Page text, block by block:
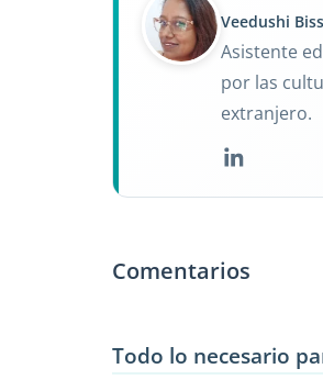
Veedushi
Asistente
por las
extranjero.
Comentarios
Todo lo necesario